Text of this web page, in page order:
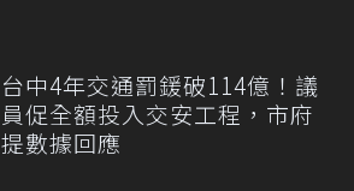
台中4年交通罰鍰破114億！議
員促全額投入交安工程，市府
提數據回應